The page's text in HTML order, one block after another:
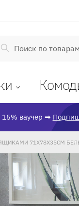
Поиск
15% ваучер ➡
71X78X35СМ